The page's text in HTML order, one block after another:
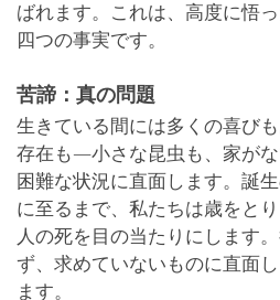
ばれます。これは、高度に悟
四つの事実です。
苦諦：真の問題
生きている間には多くの喜び
存在も―小さな昆虫も、家が
困難な状況に直面します。誕
に至るまで、私たちは歳をと
人の死を目の当たりにします
ず、求めていないものに直面
ます。